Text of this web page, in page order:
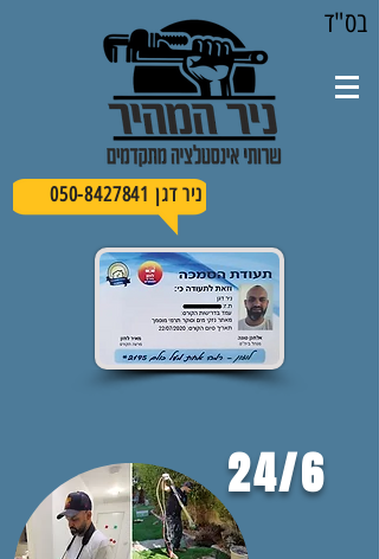
בס"ד
ניר דגן 050-8427841
24/6